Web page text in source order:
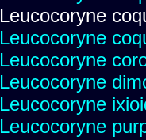
Leucocoryne
Leucocoryne
Leucocoryne
Leucocoryne
Leucocoryne
Leucocoryne